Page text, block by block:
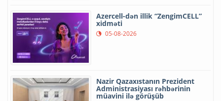
Azercell-dən illik “ZengimCELL”
xidməti
05-08-2026
Nazir Qazaxıstanın Prezident
Administrasiyası rəhbərinin
müavini ilə görüşüb